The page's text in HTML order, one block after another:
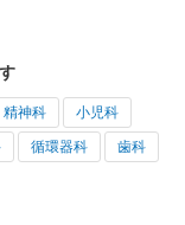
精神科 小児科
循環器科 歯科